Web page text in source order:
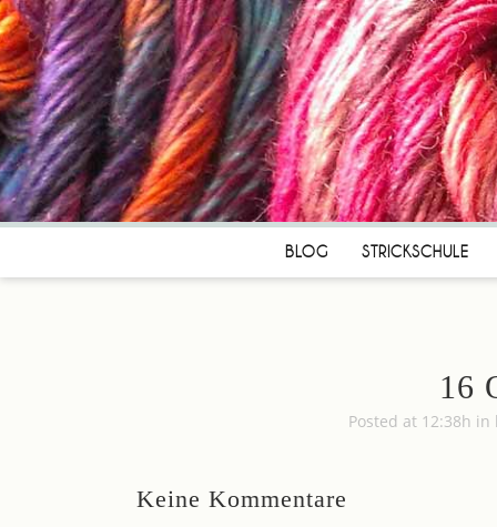
BLOG STRICKSCHULE
16
Posted at 12:38h in
Keine Kommentare